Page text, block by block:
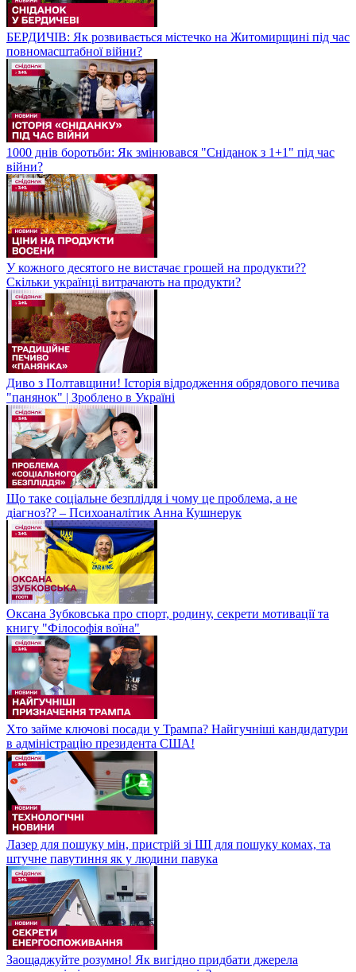
БЕРДИЧІВ: Як розвивається містечко на Житомирщині під час
повномасштабної війни?
1000 днів боротьби: Як змінювався "Сніданок з 1+1" під час
війни?
У кожного десятого не вистачає грошей на продукти??
Скільки українці витрачають на продукти?
Диво з Полтавщини! Історія відродження обрядового печива
"панянок" | Зроблено в Україні
Що таке соціальне безпліддя і чому це проблема, а не
діагноз?? – Психоаналітик Анна Кушнерук
Оксана Зубковська про спорт, родину, секрети мотивації та
книгу "Філософія воїна"
Хто займе ключові посади у Трампа? Найгучніші кандидатури
в адміністрацію президента США!
Лазер для пошуку мін, пристрій зі ШІ для пошуку комах, та
штучне павутиння як у людини павука
Заощаджуйте розумно! Як вигідно придбати джерела